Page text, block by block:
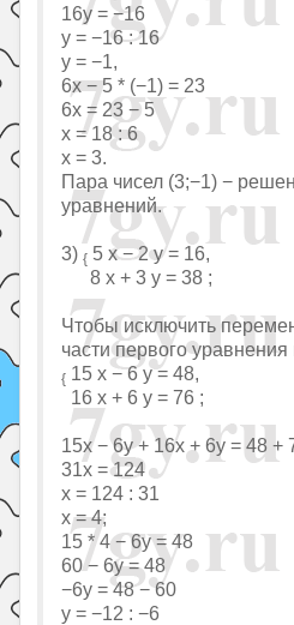
16y = −16
y = −16 : 16
y = −1,
6x − 5 * (−1) = 23
6x = 23 − 5
x = 18 : 6
x = 3.
Пара чисел (3;−1) −
уравнений.
3) { 5 x − 2 y = 16,
8 x + 3 y = 38 ;
Чтобы исключить
части первого
{ 15 x − 6 y = 48,
16 x + 6 y = 76 ;
15x − 6y + 16x + 6y = 48 +
31x = 124
x = 124 : 31
x = 4;
15 * 4 − 6y = 48
60 − 6y = 48
−6y = 48 − 60
y = −12 : −6